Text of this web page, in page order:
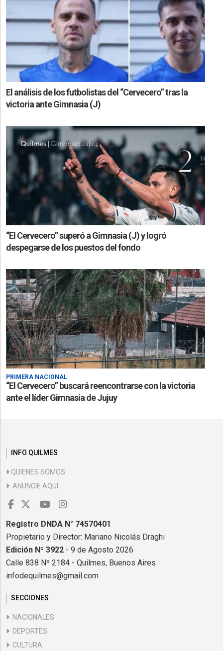
El análisis de los futbolistas del “Cervecero” tras la
victoria ante Gimnasia (J)
“El Cervecero” superó a Gimnasia (J) y logró
despegarse de los puestos del fondo
PRIMERA NACIONAL
“El Cervecero” buscará reencontrarse con la victoria
ante el líder Gimnasia de Jujuy
INFO QUILMES
QUIENES SOMOS
ANUNCIE AQUI
Registro DNDA N° 74570401
Propietario y Director: Mariano Nicolás Draghi
Edición Nº 3922 - 9 de Agosto 2026
Calle 838 Nº 2184 - Quilmes, Buenos Aires
infodequilmes@gmail.com
SECCIONES
NACIONALES
DEPORTES
CULTURA